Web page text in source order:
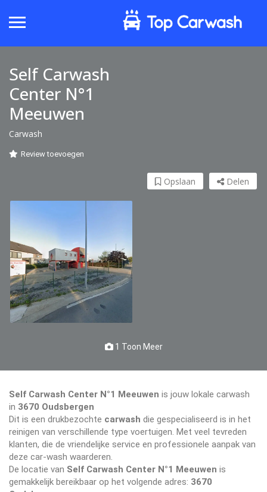
Self Carwash
Center N°1
Meeuwen
Carwash
Review toevoegen
Delen
Opslaan
1 Toon Meer
Self Carwash Center N°1 Meeuwen is jouw lokale carwash
in 3670 Oudsbergen
Dit is een drukbezochte carwash die gespecialiseerd is in het
reinigen van verschillende type voertuigen. Met veel tevreden
klanten, die de vriendelijke service en professionele aanpak van
deze car-wash waarderen.
De locatie van Self Carwash Center N°1 Meeuwen is
gemakkelijk bereikbaar op het volgende adres: 3670